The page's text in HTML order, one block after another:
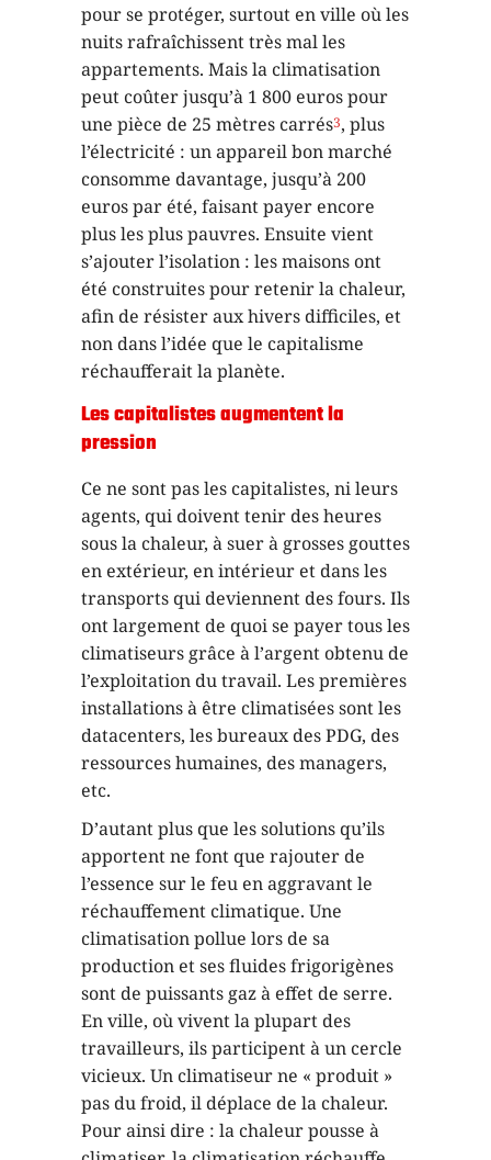
pour se protéger, surtout en ville où les
nuits rafraîchissent très mal les
appartements. Mais la climatisation
peut coûter jusqu’à 1 800 euros pour
une pièce de 25 mètres carrés3, plus
l’électricité : un appareil bon marché
consomme davantage, jusqu’à 200
euros par été, faisant payer encore
plus les plus pauvres. Ensuite vient
s’ajouter l’isolation : les maisons ont
été construites pour retenir la chaleur,
afin de résister aux hivers difficiles, et
non dans l’idée que le capitalisme
réchaufferait la planète.
Les capitalistes augmentent la
pression
Ce ne sont pas les capitalistes, ni leurs
agents, qui doivent tenir des heures
sous la chaleur, à suer à grosses gouttes
en extérieur, en intérieur et dans les
transports qui deviennent des fours. Ils
ont largement de quoi se payer tous les
climatiseurs grâce à l’argent obtenu de
l’exploitation du travail. Les premières
installations à être climatisées sont les
datacenters, les bureaux des PDG, des
ressources humaines, des managers,
etc.
D’autant plus que les solutions qu’ils
apportent ne font que rajouter de
l’essence sur le feu en aggravant le
réchauffement climatique. Une
climatisation pollue lors de sa
production et ses fluides frigorigènes
sont de puissants gaz à effet de serre.
En ville, où vivent la plupart des
travailleurs, ils participent à un cercle
vicieux. Un climatiseur ne « produit »
pas du froid, il déplace de la chaleur.
Pour ainsi dire : la chaleur pousse à